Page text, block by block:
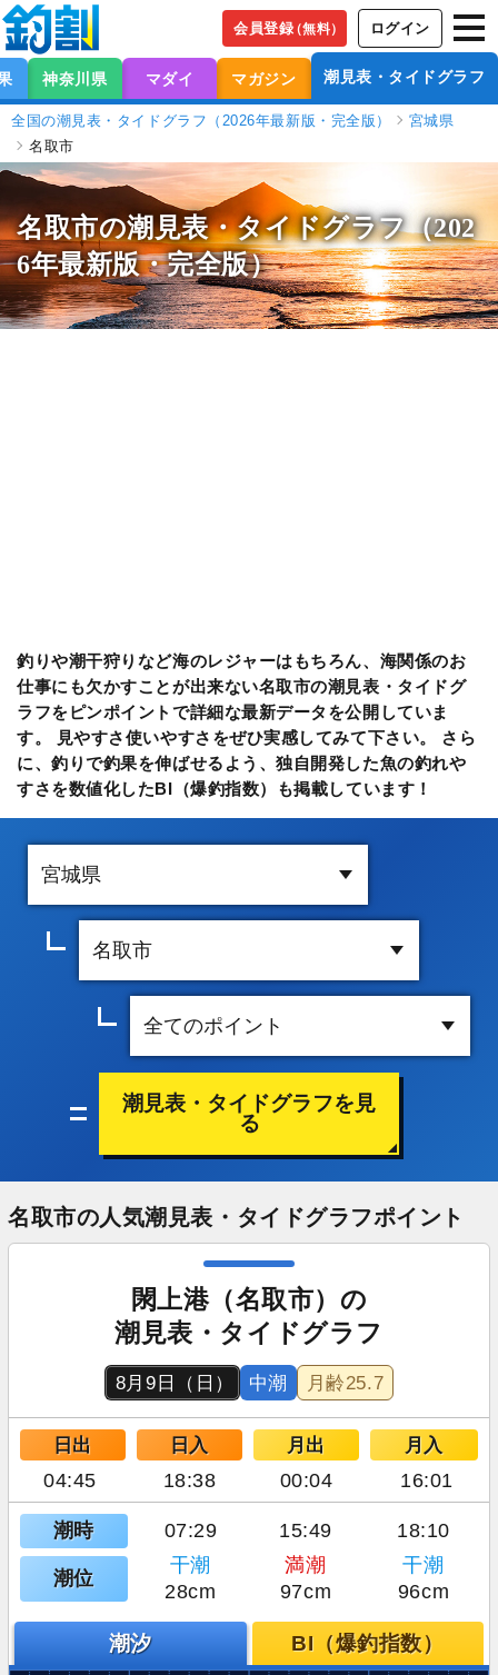
会員登録（無料） ログイン
神奈川県 マダイ マガジン 潮見表・タイドグラフ
全国の潮見表・タイドグラフ（2026年最新版・完全版）
宮城県
名取市
名取市の潮見表・タイドグラフ（202
6年最新版・完全版）
釣りや潮干狩りなど海のレジャーはもちろん、海関係のお
仕事にも欠かすことが出来ない名取市の潮見表・タイドグ
ラフをピンポイントで詳細な最新データを公開していま
す。 見やすさ使いやすさをぜひ実感してみて下さい。 さら
に、釣りで釣果を伸ばせるよう、独自開発した魚の釣れや
すさを数値化したBI（爆釣指数）も掲載しています！
潮見表・タイドグラフを見
る
名取市の人気潮見表・タイドグラフポイント
閖上港（名取市）の
潮見表・タイドグラフ
8月9日（日） 中潮 月齢25.7
日出 日入 月出 月入
04:45 18:38 00:04 16:01
潮時 07:29 15:49 18:10
潮位
干潮 満潮
干潮
28cm
97cm 96cm
潮汐 BI（爆釣指数）